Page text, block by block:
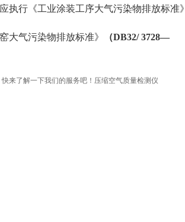
执行《工业涂装工序大气污染物排放标准》
大气污染物排放标准》
（DB32/ 3728—
快来了解一下我们的服务吧！压缩空气质量检测仪